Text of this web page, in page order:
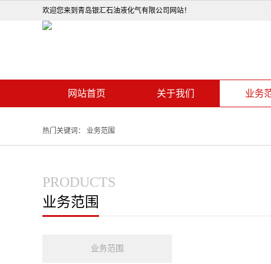
欢迎您来到青岛银汇石油液化气有限公司网站！
网站首页 关于我们 业务
热门关键词： 业务范围
PRODUCTS
业务范围
业务范围